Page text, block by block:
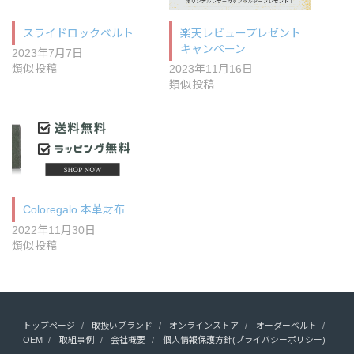
スライドロックベルト
2023年7月7日
類似投稿
楽天レビュープレゼント
キャンペーン
2023年11月16日
類似投稿
Coloregalo 本革財布
2022年11月30日
類似投稿
トップページ 取扱いブランド オンラインストア
オーダーベルト
OEM
取組事例 会社概要 個人情報保護方針(プライバシーポリシー)